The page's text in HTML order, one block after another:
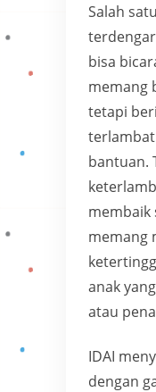
Salah
bisa
memang
tetapi
bantuan.
membaik
memang
anak
atau
IDAI
dengan